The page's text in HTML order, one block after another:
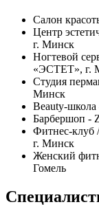
Салон
Центр
г. Минск
Ногтевой
«ЭСТЕТ», г.
Студия
Минск
Beauty-
Барбершоп -
Фитнес-клуб
г. Минск
Женский
Гомель